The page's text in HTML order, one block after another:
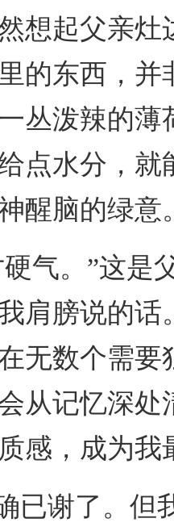
想起父亲灶
的东西，并
丛泼辣的
点水分，就
醒脑的绿意
气。”这是
肩膀说的
无数个需要
从记忆深处
感，成为我
已谢了。但